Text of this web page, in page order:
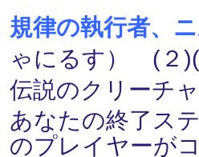
規律の執行者、
ゃにるす） (２
伝説のクリーチ
あなたの終了ス
のプレイヤーが